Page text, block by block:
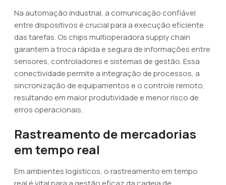
Na automação industrial, a comunicação confiável
entre dispositivos é crucial para a execução eficiente
das tarefas. Os chips multioperadora supply chain
garantem a troca rápida e segura de informações entre
sensores, controladores e sistemas de gestão. Essa
conectividade permite a integração de processos, a
sincronização de equipamentos e o controle remoto,
resultando em maior produtividade e menor risco de
erros operacionais.
Rastreamento de mercadorias
em tempo real
Em ambientes logísticos, o rastreamento em tempo